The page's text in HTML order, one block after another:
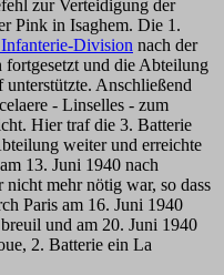
zur Verteidigung der
Pink in Isaghem. Die 1.
Division nach der
und die Abteilung
Anschließend
- Linselles - zum
Hier traf die 3. Batterie
weiter und erreichte
13. Juni 1940 nach
nicht mehr nötig war, so dass
Paris am 16. Juni 1940
und am 20. Juni 1940
2. Batterie ein La